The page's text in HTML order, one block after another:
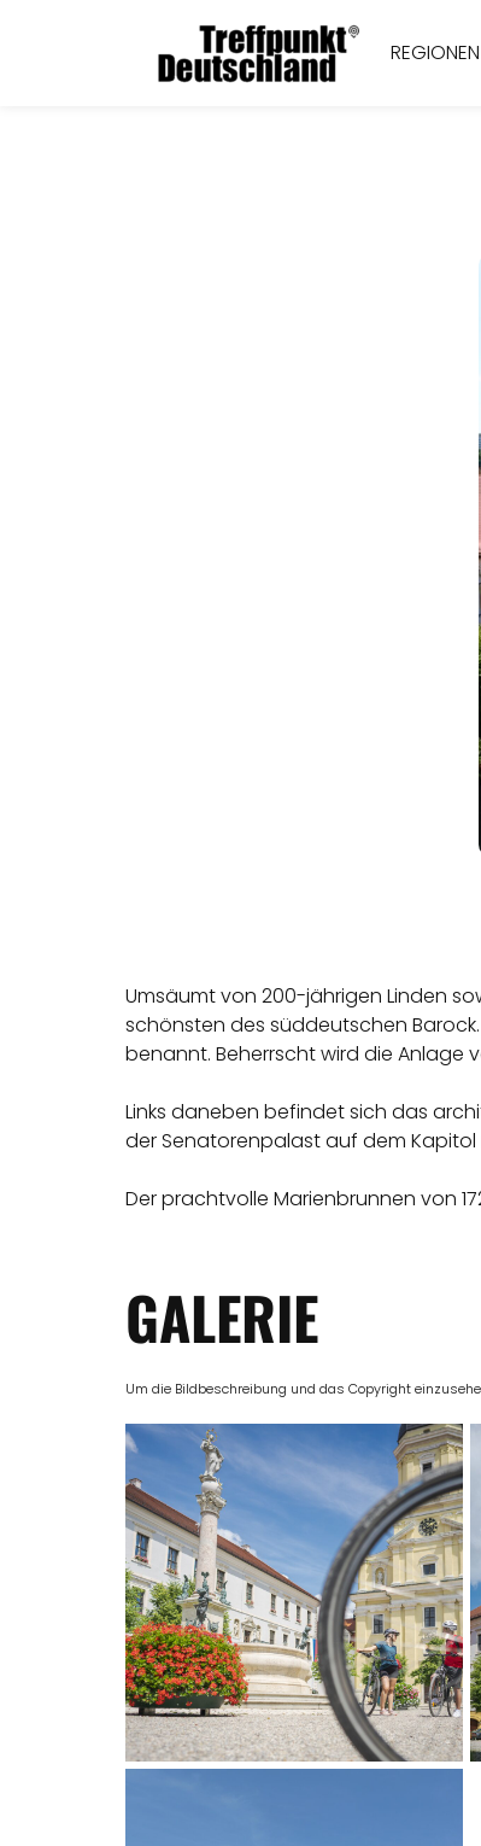
REGIONEN
Umsäumt von 200-jährigen Linden
schönsten des süddeutschen
benannt. Beherrscht wird die Anlage
Links daneben befindet sich das
der Senatorenpalast auf dem Kapitol
Der prachtvolle Marienbrunnen von
GALERIE
Um die Bildbeschreibung und das Copyright